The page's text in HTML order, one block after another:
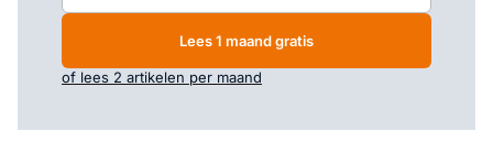
Lees 1 maand gratis
of lees 2 artikelen per maand